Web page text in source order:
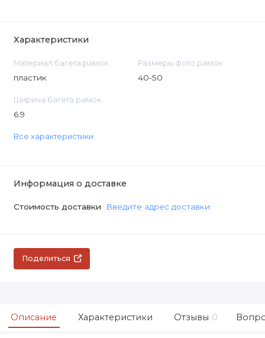
Характеристики
Материал багета рамок
пластик
Размеры фото рамок
40-50
Ширина багета рамок
6.9
Все характеристики
Информация о доставке
Стоимость доставки Введите адрес доставки
Поделиться
Описание Характеристики Отзывы 0